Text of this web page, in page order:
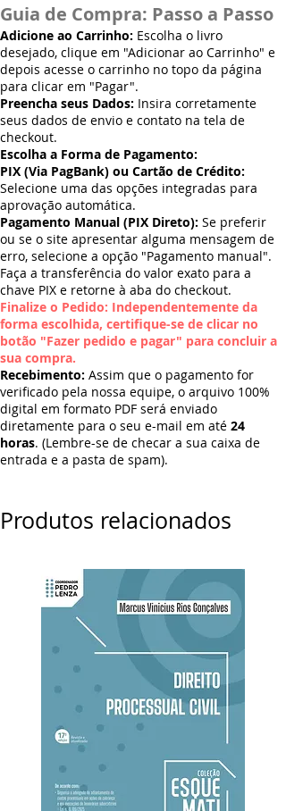
Guia de Compra: Passo a Passo
Adicione ao Carrinho: Escolha o livro
desejado, clique em "Adicionar ao Carrinho" e
depois acesse o carrinho no topo da página
para clicar em "Pagar".
Preencha seus Dados: Insira corretamente
seus dados de envio e contato na tela de
checkout.
Escolha a Forma de Pagamento:
PIX (Via PagBank) ou Cartão de Crédito:
Selecione uma das opções integradas para
aprovação automática.
Pagamento Manual (PIX Direto): Se preferir
ou se o site apresentar alguma mensagem de
erro, selecione a opção "Pagamento manual".
Faça a transferência do valor exato para a
chave PIX e retorne à aba do checkout.
Finalize o Pedido: Independentemente da
forma escolhida, certifique-se de clicar no
botão "Fazer pedido e pagar" para concluir a
sua compra.
Recebimento: Assim que o pagamento for
verificado pela nossa equipe, o arquivo 100%
digital em formato PDF será enviado
diretamente para o seu e-mail em até 24
horas. (Lembre-se de checar a sua caixa de
entrada e a pasta de spam).
Produtos relacionados